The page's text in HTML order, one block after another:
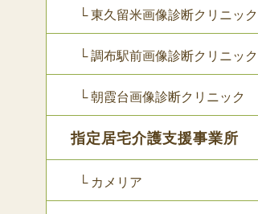
└ 東久留米画像診断クリニック
└ 調布駅前画像診断クリニック
└ 朝霞台画像診断クリニック
指定居宅介護支援事業所
└ カメリア